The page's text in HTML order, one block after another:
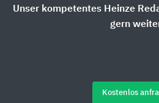
Unser kompetentes Heinze
gern
Kostenlos